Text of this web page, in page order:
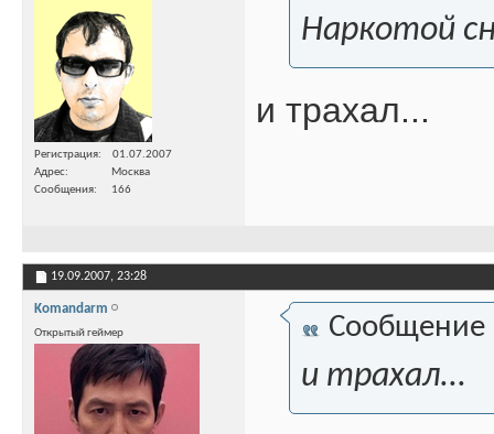
Регистрация
01.07.2007
Адрес
Москва
Сообщения
166
Наркотой
и трахал...
19.09.2007, 23:28
Komandarm
Открытый геймер Сообщение
и трахал...